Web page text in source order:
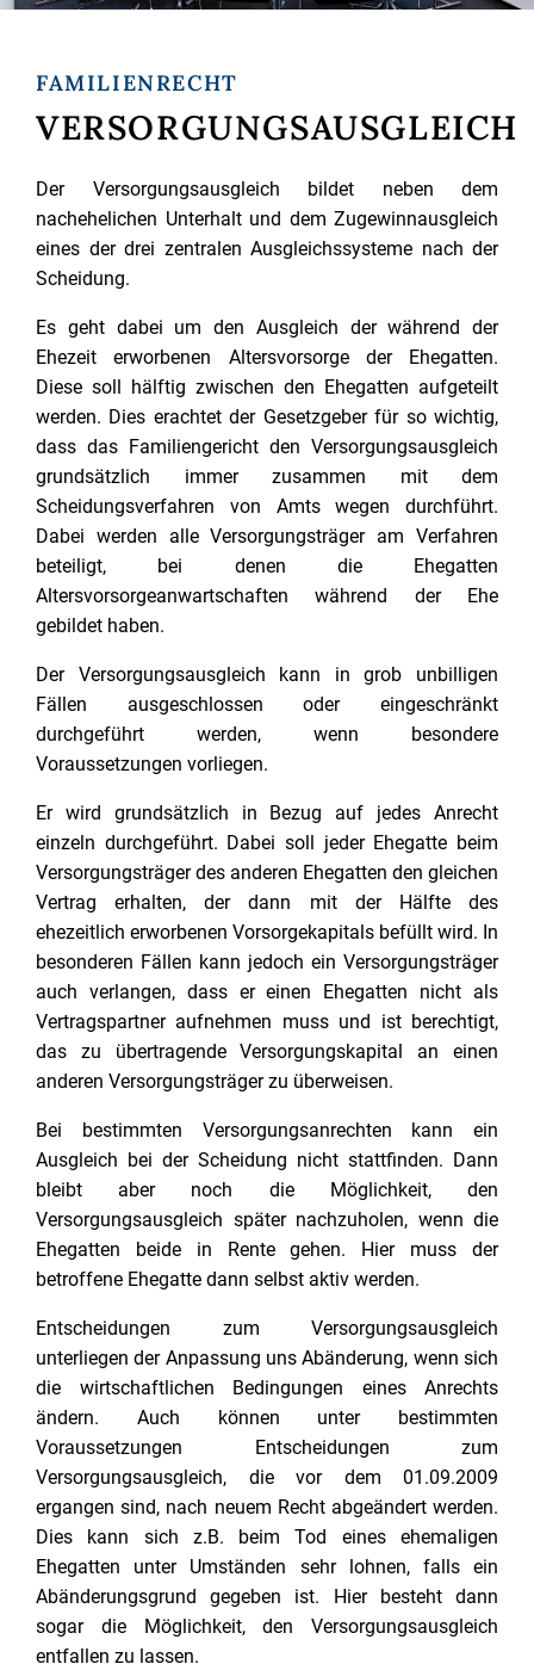
FAMILIENRECHT
VERSORGUNGSAUSGLEICH
Der Versorgungsausgleich bildet neben dem
nachehelichen Unterhalt und dem Zugewinnausgleich
eines der drei zentralen Ausgleichssysteme nach der
Scheidung.
Es geht dabei um den Ausgleich der während der
Ehezeit erworbenen Altersvorsorge der Ehegatten.
Diese soll hälftig zwischen den Ehegatten aufgeteilt
werden. Dies erachtet der Gesetzgeber für so wichtig,
dass das Familiengericht den Versorgungsausgleich
grundsätzlich immer zusammen mit dem
Scheidungsverfahren von Amts wegen durchführt.
Dabei werden alle Versorgungsträger am Verfahren
beteiligt, bei denen die Ehegatten
Altersvorsorgeanwartschaften während der Ehe
gebildet haben.
Der Versorgungsausgleich kann in grob unbilligen
Fällen ausgeschlossen oder eingeschränkt
durchgeführt werden, wenn besondere
Voraussetzungen vorliegen.
Er wird grundsätzlich in Bezug auf jedes Anrecht
einzeln durchgeführt. Dabei soll jeder Ehegatte beim
Versorgungsträger des anderen Ehegatten den gleichen
Vertrag erhalten, der dann mit der Hälfte des
ehezeitlich erworbenen Vorsorgekapitals befüllt wird. In
besonderen Fällen kann jedoch ein Versorgungsträger
auch verlangen, dass er einen Ehegatten nicht als
Vertragspartner aufnehmen muss und ist berechtigt,
das zu übertragende Versorgungskapital an einen
anderen Versorgungsträger zu überweisen.
Bei bestimmten Versorgungsanrechten kann ein
Ausgleich bei der Scheidung nicht stattfinden. Dann
bleibt aber noch die Möglichkeit, den
Versorgungsausgleich später nachzuholen, wenn die
Ehegatten beide in Rente gehen. Hier muss der
betroffene Ehegatte dann selbst aktiv werden.
Entscheidungen zum Versorgungsausgleich
unterliegen der Anpassung uns Abänderung, wenn sich
die wirtschaftlichen Bedingungen eines Anrechts
ändern. Auch können unter bestimmten
Voraussetzungen Entscheidungen zum
Versorgungsausgleich, die vor dem 01.09.2009
ergangen sind, nach neuem Recht abgeändert werden.
Dies kann sich z.B. beim Tod eines ehemaligen
Ehegatten unter Umständen sehr lohnen, falls ein
Abänderungsgrund gegeben ist. Hier besteht dann
sogar die Möglichkeit, den Versorgungsausgleich
entfallen zu lassen.